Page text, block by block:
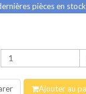
pièces en
Ajouter au